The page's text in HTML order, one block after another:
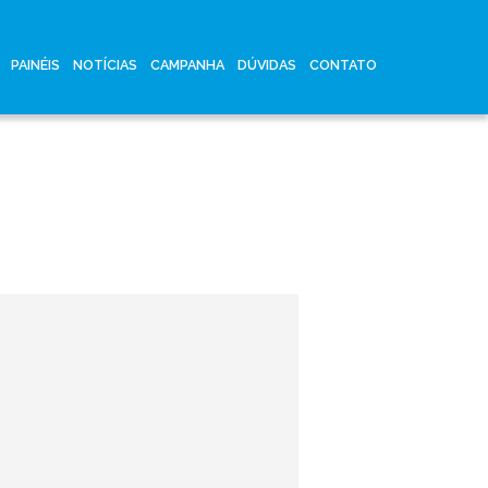
PAINÉIS NOTÍCIAS CAMPANHA DÚVIDAS CONTATO